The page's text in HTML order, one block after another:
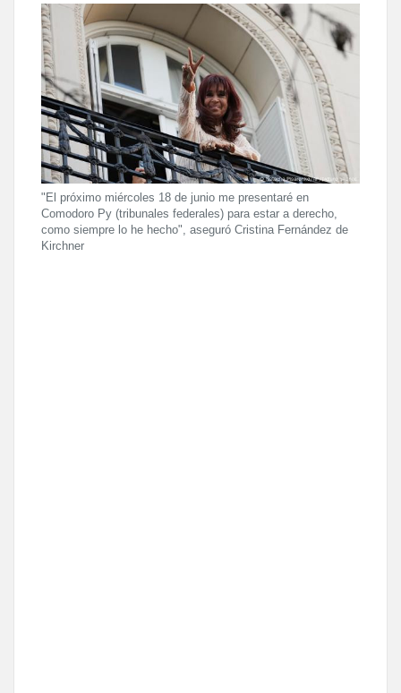
"El próximo miércoles 18 de junio me presentaré en
Comodoro Py (tribunales federales) para estar a derecho,
como siempre lo he hecho", aseguró Cristina Fernández de
Kirchner